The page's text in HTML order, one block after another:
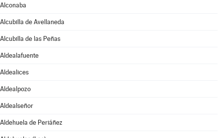
Alconaba
Alcubilla de Avellaneda
Alcubilla de las Peñas
Aldealafuente
Aldealices
Aldealpozo
Aldealseñor
Aldehuela de Periáñez